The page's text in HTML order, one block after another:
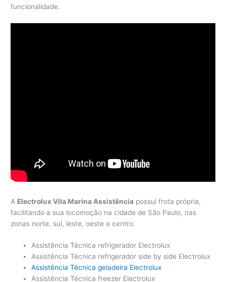
funcionalidade.
A Electrolux Vila Marina Assistência possui frota própria,
facilitando a sua locomoção na cidade de São Paulo, nas
zonas norte, sul, leste, oeste e centro.
Assistência Técnica refrigerador Electrolux
Assistência Técnica refrigerador side by side Electrolux
Assistência Técnica geladeira Electrolux
Assistência Técnica freezer Electrolux